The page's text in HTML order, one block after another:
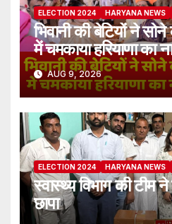
ELECTION 2024 HARYANA NEWS
भिवानी की बेटियों ने
में चमकाया हरियाणा का
AUG 9, 2026
ELECTION 2024 HARYANA NEWS
स्वास्थ्य विभाग की टीम
छापा